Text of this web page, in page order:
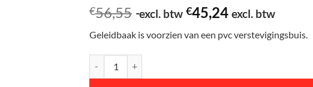
€56,55 excl. btw €45,24 excl. btw
Geleidbaak is voorzien van een pvc verstevigingsbuis.